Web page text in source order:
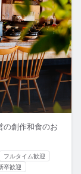
の創作和食のお
フルタイム歓迎
卒歓迎